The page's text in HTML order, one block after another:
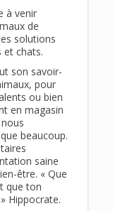
à venir
de
solutions
et chats.
son savoir-
pour
ou bien
en magasin
beaucoup.
saine
être. « Que
que ton
Hippocrate.